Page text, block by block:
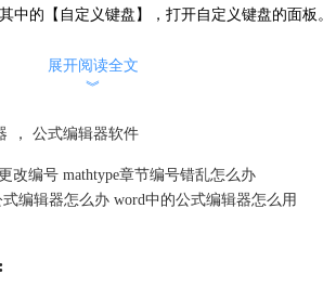
中的【自定义键盘】，打开自定义键盘的面板。
展开阅读全文
︾
， 公式编辑器软件
改编号 mathtype章节编号错乱怎么办
编辑器怎么办 word中的公式编辑器怎么用